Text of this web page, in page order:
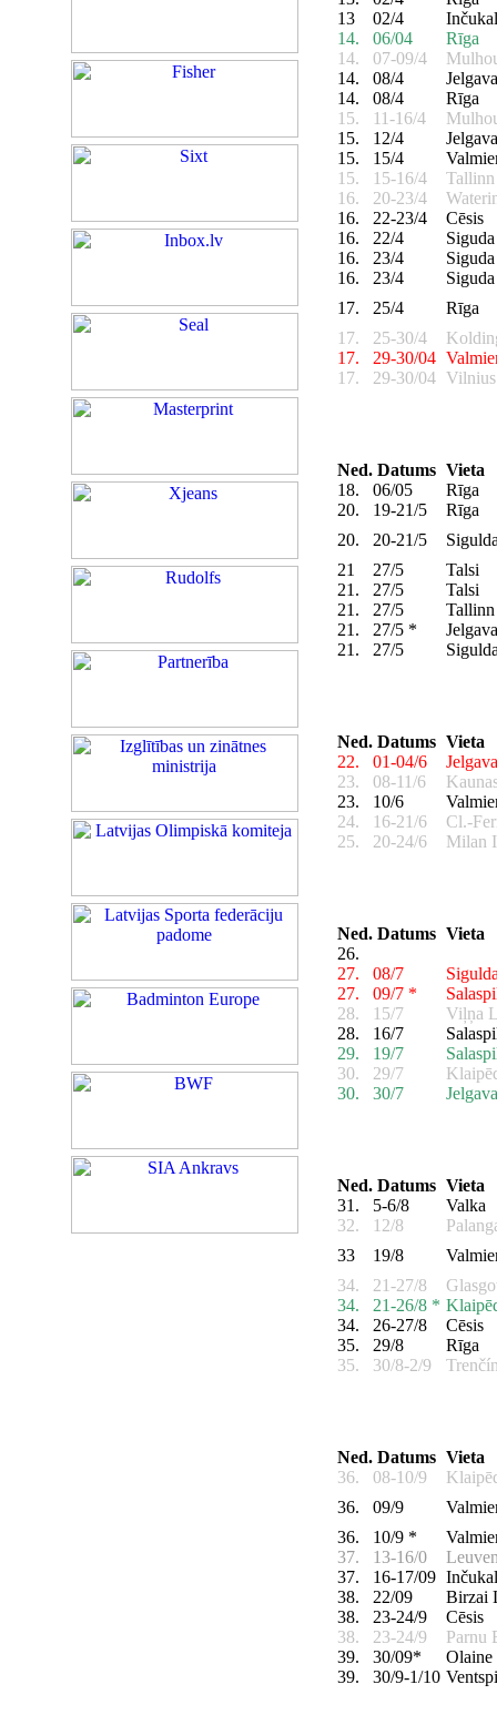
13
02/4
14.
06/04
Rīga
14.
07-09/4
14.
08/4
Jelgava
14.
08/4
Rīga
15.
11-16/4
15.
12/4
Jelgava
15.
15/4
15.
15-16/4
16.
20-23/4
16.
22-23/4
Cēsis
16.
22/4
Siguda
16.
23/4
Siguda
16.
23/4
Siguda
17.
25/4
Rīga
17.
25-30/4
17.
29-30/04
17.
29-30/04
Ned.Datums Vieta
18.
06/05
Rīga
20.
19-21/5
Rīga
20.
20-21/5
21
27/5
Talsi
21.
27/5
Talsi
21.
27/5
21.
27/5 *
21.
27/5
Ned.Datums Vieta
22.
01-04/6
Jelgava
23.
08-11/6
23.
10/6
24.
16-21/6
Cl.-
25.
20-24/6 Milan
Ned.Datums Vieta
26.
27.
08/7
27.
09/7 *
28.
15/7
Viļņa
28.
16/7
29.
19/7
30.
29/7
30.
30/7 Jelgava
Ned.Datums Vieta
31.
5-6/8
Valka
32.
12/8
33
19/8
34.
21-27/8
34.
21-26/8 *
34.
26-27/8
Cēsis
35.
29/8
Rīga
35.
30/8-2/9
Ned.Datums Vieta
36.
08-10/9
36.
09/9
36.
10/9 *
37.
13-16/0
37.
16-17/09
38.
22/09
Birzai
38.
23-24/9
Cēsis
38.
23-24/9
Parnu
39.
30/09*
Olaine
39.
30/9-1/10